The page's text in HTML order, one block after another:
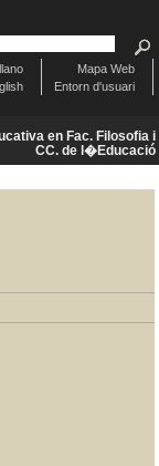
Mapa Web
Entorn d'usuari
en Fac. Filosofia i
CC. de l�Educació